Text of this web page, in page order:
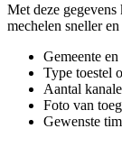
Met deze
mechelen sneller
Gemeente
Type toestel
Aantal
Foto van
Gewenste